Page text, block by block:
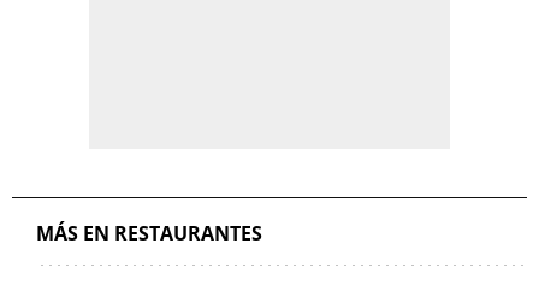
MÁS EN RESTAURANTES